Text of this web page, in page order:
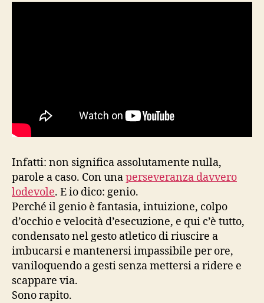
Infatti: non significa assolutamente nulla,
parole a caso. Con unaperseveranza davvero
lodevole. E io dico: genio.
Perché il genio è fantasia, intuizione, colpo
d’occhio e velocità d’esecuzione, e qui c’è tutto,
condensato nel gesto atletico di riuscire a
imbucarsi e mantenersi impassibile per ore,
vaniloquendo a gesti senza mettersi a ridere e
scappare via.
Sono rapito.